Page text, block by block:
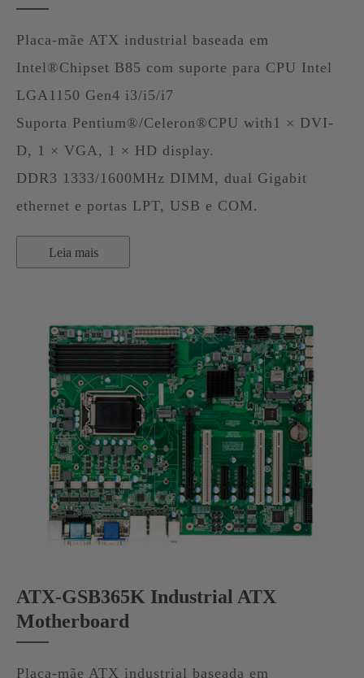
Placa-mãe ATX industrial baseada em
Intel®Chipset B85 com suporte para CPU Intel
LGA1150 Gen4 i3/i5/i7
Suporta Pentium®/Celeron®CPU with1 × DVI-
D, 1 × VGA, 1 × HD display.
DDR3 1333/1600MHz DIMM, dual Gigabit
ethernet e portas LPT, USB e COM.
Leia mais
ATX-GSB365K Industrial ATX
Motherboard
Placa-mãe ATX industrial baseada em